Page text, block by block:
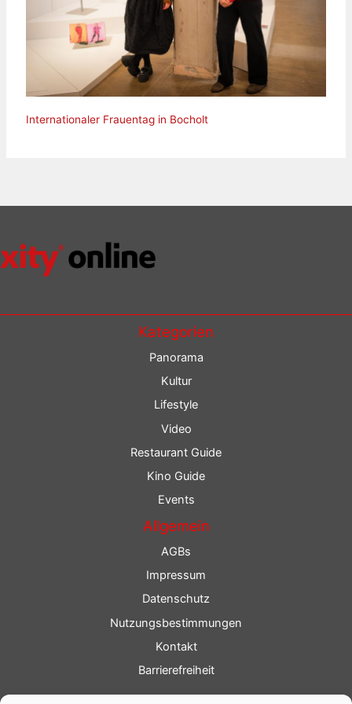
Internationaler Frauentag in Bocholt
Kategorien
Panorama
Kultur
Lifestyle
Video
Restaurant Guide
Kino Guide
Events
Allgemein
AGBs
Impressum
Datenschutz
Nutzungsbestimmungen
Kontakt
Barrierefreiheit